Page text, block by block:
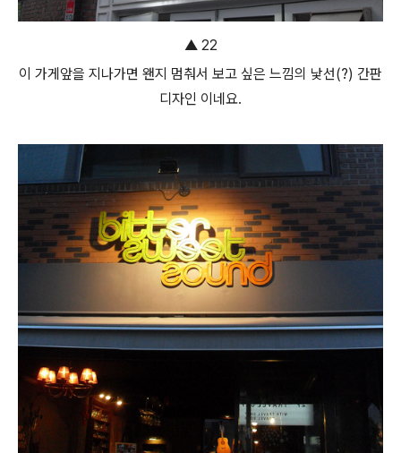
▲ 22
이 가게앞을 지나가면 왠지 멈춰서 보고 싶은 느낌의 낯선(?) 간판
디자인 이네요.